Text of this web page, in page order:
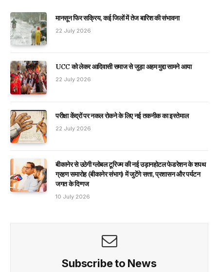
मानसून फिर सक्रिय, कई जिलों में तेज बारिश की संभावना
22 July 2026
UCC को लेकर आदिवासी समाज से जुड़ा अहम मुद्दा सामने आया
22 July 2026
परीक्षा केंद्रों पर नकल रोकने के लिए नई तकनीक का इस्तेमाल
22 July 2026
बीकानेर से उठेगी ग्लोबल टूरिज्म की नई उड़ानहोटल फेडरेशन के शपथ
ग्रहण समारोह (बीकानेर संभाग) में जुटेंगे सत्ता, प्रशासन और पर्यटन
जगत के दिग्गज
10 July 2026
Subscribe to News